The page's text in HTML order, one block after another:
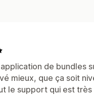
de bundles
mieux, que ça soit
le support qui est